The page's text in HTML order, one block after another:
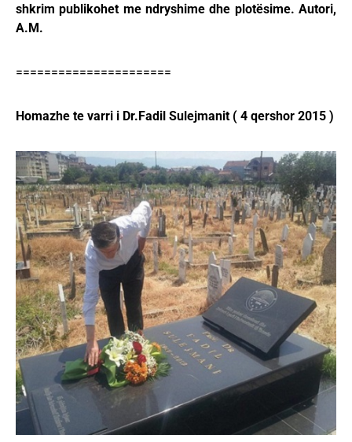
shkrim publikohet me ndryshime dhe plotësime. Autori,
A.M.
======================
Homazhe te varri i Dr.Fadil Sulejmanit ( 4 qershor 2015 )